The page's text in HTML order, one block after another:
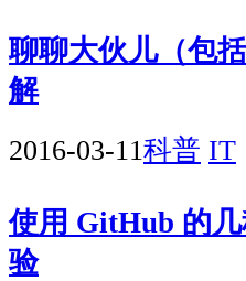
聊聊大伙儿（包
解
2016-03-11科普 IT
使用 GitHub 的
验